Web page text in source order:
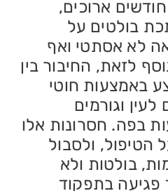
ארוכים,
בולטים על
לא אסתטי ואף
לזאת, החיבור בין
באמצעות חוטי
וגורמים
בפה. חסרונות אלו
הטיפול, ולסבול
בולטות ולא
פגיעה בתפקוד